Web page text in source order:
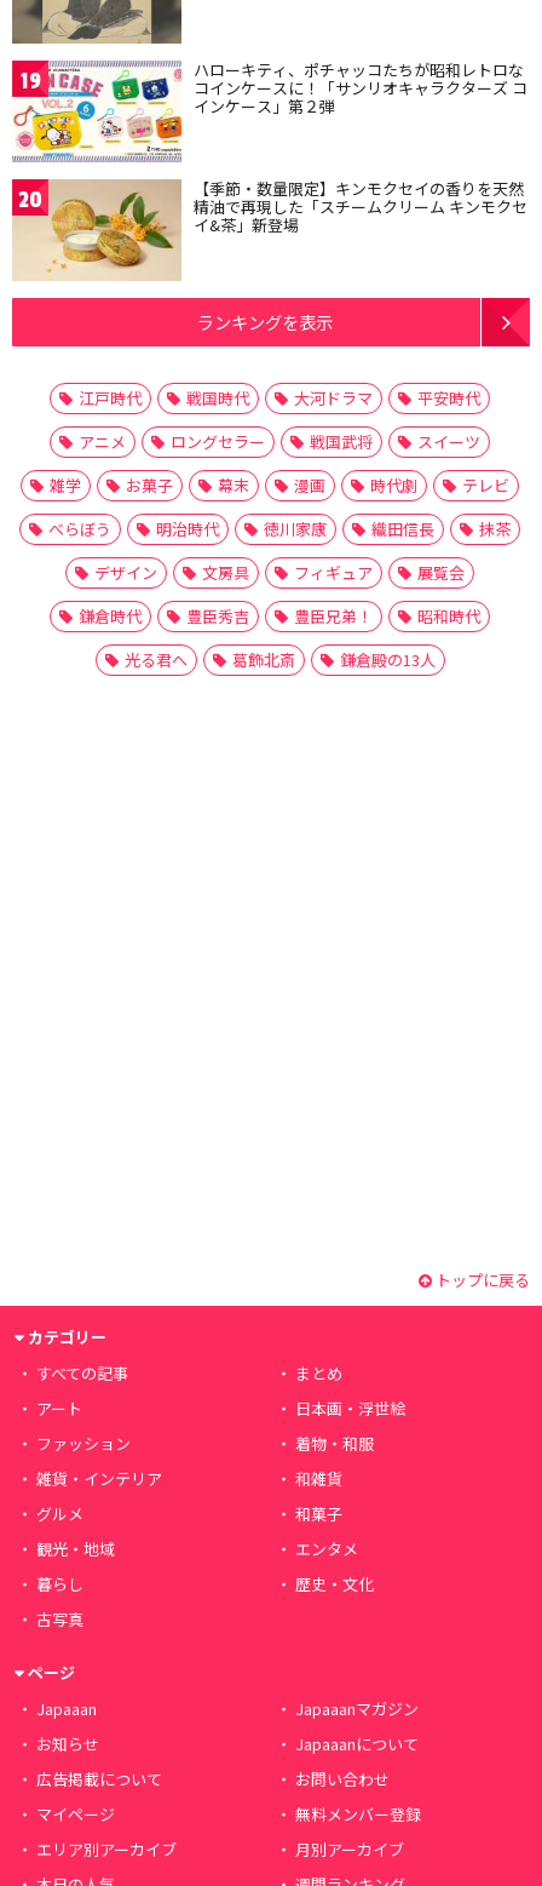
19 ハローキティ、ポチャッコたちが昭和レトロな
コインケースに！「サンリオキャラクターズ コ
インケース」第２弾
20 【季節・数量限定】キンモクセイの香りを天然
精油で再現した「スチームクリーム キンモクセ
イ&茶」新登場
ランキングを表示
江戸時代 戦国時代 大河ドラマ
平安時代
アニメ
ロングセラー 戦国武将
スイーツ
雑学
お菓子 幕末 漫画 時代劇
テレビ
べらぼう
明治時代 徳川家康 織田信長
抹茶
デザイン
文房具 フィギュア
展覧会
鎌倉時代
豊臣秀吉 豊臣兄弟！
昭和時代
光る君へ
葛飾北斎 鎌倉殿の13人
トップに戻る
カテゴリー
すべての記事
まとめ
アート
日本画・浮世絵
ファッション
着物・和服
雑貨・インテリア
和雑貨
グルメ
和菓子
観光・地域
エンタメ
暮らし
歴史・文化
古写真
ページ
Japaaan
Japaaanマガジン
お知らせ
Japaaanについて
広告掲載について
お問い合わせ
マイページ
無料メンバー登録
エリア別アーカイブ
月別アーカイブ